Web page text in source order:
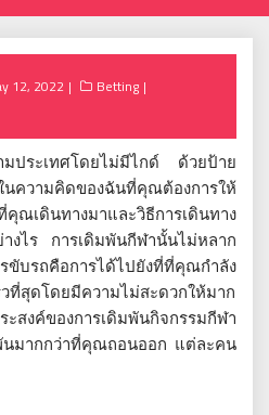
12, 2022
Betting
ประเทศโดยไม่มีไกด์ ด้วยป้าย
วามคิดของฉันที่คุณต้องการให้
คุณเดินทางมาและวิธีการเดินทาง
งไร การเดิมพันกีฬานั้นไม่หลาก
รถคือการได้ไปยังที่ที่คุณกำลัง
ที่สุดโดยมีความไม่สะดวกให้มาก
งค์ของการเดิมพันกิจกรรมกีฬา
นมากกว่าที่คุณถอนออก แต่ละคน